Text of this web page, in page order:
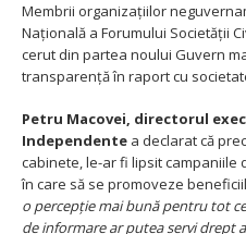
Membrii organizațiilor
Națională a Forumului Societății
cerut din partea noului Guvern
transparență în raport cu
Petru Macovei, directorul
Independente a declarat că
cabinete, le-ar fi lipsit
în care să se promoveze
o percepție mai bună pentru tot
de informare ar putea servi drept